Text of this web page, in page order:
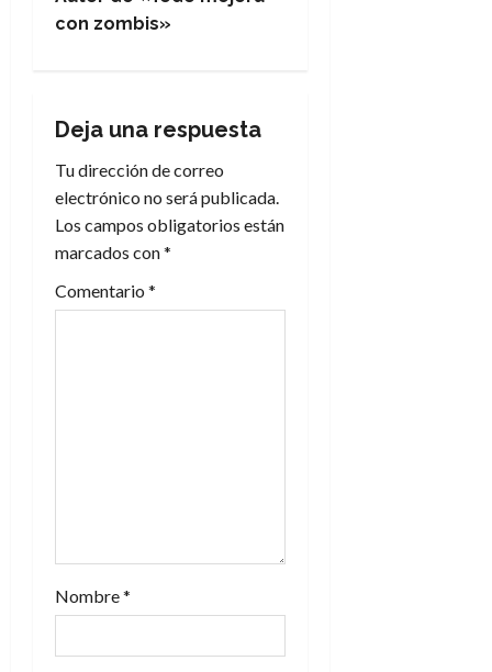
a
i
ó
n
d
e
d
con zombis»
Deja una respuesta
Tu dirección de correo
electrónico no será publicada.
Los campos obligatorios están
marcados con*
Comentario *
Nombre*